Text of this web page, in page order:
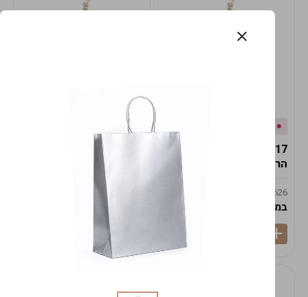
הרמס 19ס"מ -לבן נקי
9009492379626
במארז
במלאי
19617/6-אגרטל הרמס
9009492379626
6